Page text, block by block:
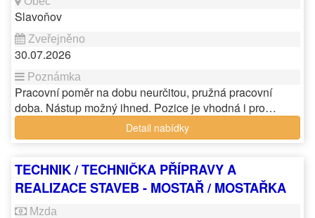
Slavoňov
30.07.2026
Pracovní poměr na dobu neurčitou, pružná pracovní
doba. Nástup možný ihned. Pozice je vhodná i pro…
Detail nabídky
TECHNIK / TECHNIČKA PŘÍPRAVY A
REALIZACE STAVEB - MOSTAŘ / MOSTAŘKA